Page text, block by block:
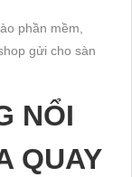
phần mềm,
gửi cho sàn
NỔI
QUAY